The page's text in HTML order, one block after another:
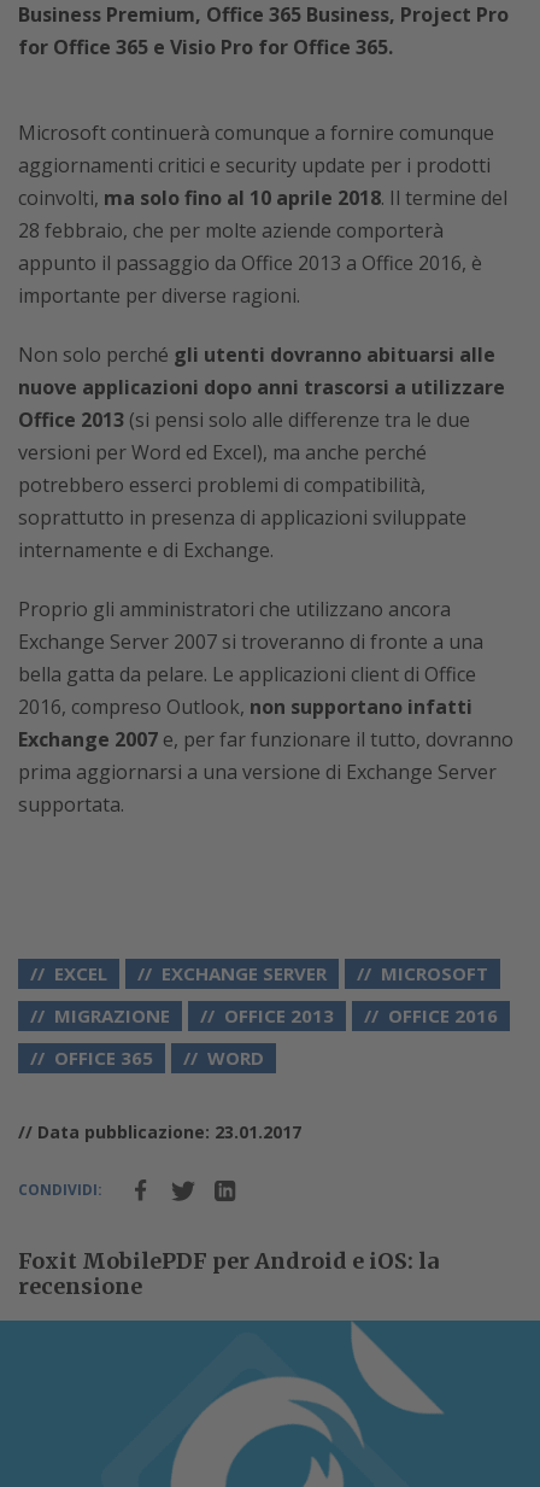
Business Premium, Office 365 Business, Project Pro
for Office 365 e Visio Pro for Office 365.
Microsoft continuerà comunque a fornire comunque
aggiornamenti critici e security update per i prodotti
coinvolti, ma solo fino al 10 aprile 2018. Il termine del
28 febbraio, che per molte aziende comporterà
appunto il passaggio da Office 2013 a Office 2016, è
importante per diverse ragioni.
Non solo perché gli utenti dovranno abituarsi alle
nuove applicazioni dopo anni trascorsi a utilizzare
Office 2013 (si pensi solo alle differenze tra le due
versioni per Word ed Excel), ma anche perché
potrebbero esserci problemi di compatibilità,
soprattutto in presenza di applicazioni sviluppate
internamente e di Exchange.
Proprio gli amministratori che utilizzano ancora
Exchange Server 2007 si troveranno di fronte a una
bella gatta da pelare. Le applicazioni client di Office
2016, compreso Outlook, non supportano infatti
Exchange 2007 e, per far funzionare il tutto, dovranno
prima aggiornarsi a una versione di Exchange Server
supportata.
EXCEL EXCHANGE SERVER
MICROSOFT
MIGRAZIONE
OFFICE 2013
OFFICE 2016
OFFICE 365
WORD
// Data pubblicazione: 23.01.2017
CONDIVIDI:
Foxit MobilePDF per Android e iOS: la
recensione